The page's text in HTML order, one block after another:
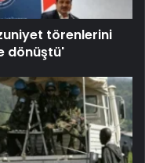
törenlerini
dönüştü'